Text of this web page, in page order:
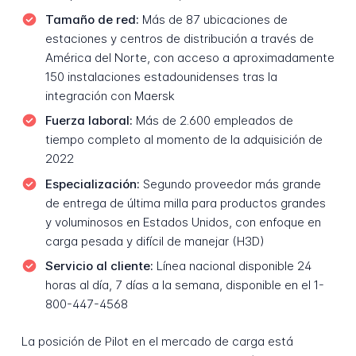
Tamaño de red: Más de 87 ubicaciones de
estaciones y centros de distribución a través de
América del Norte, con acceso a aproximadamente
150 instalaciones estadounidenses tras la
integración con Maersk
Fuerza laboral: Más de 2.600 empleados de
tiempo completo al momento de la adquisición de
2022
Especialización: Segundo proveedor más grande
de entrega de última milla para productos grandes
y voluminosos en Estados Unidos, con enfoque en
carga pesada y difícil de manejar (H3D)
Servicio al cliente: Línea nacional disponible 24
horas al día, 7 días a la semana, disponible en el 1-
800-447-4568
La posición de Pilot en el mercado de carga está